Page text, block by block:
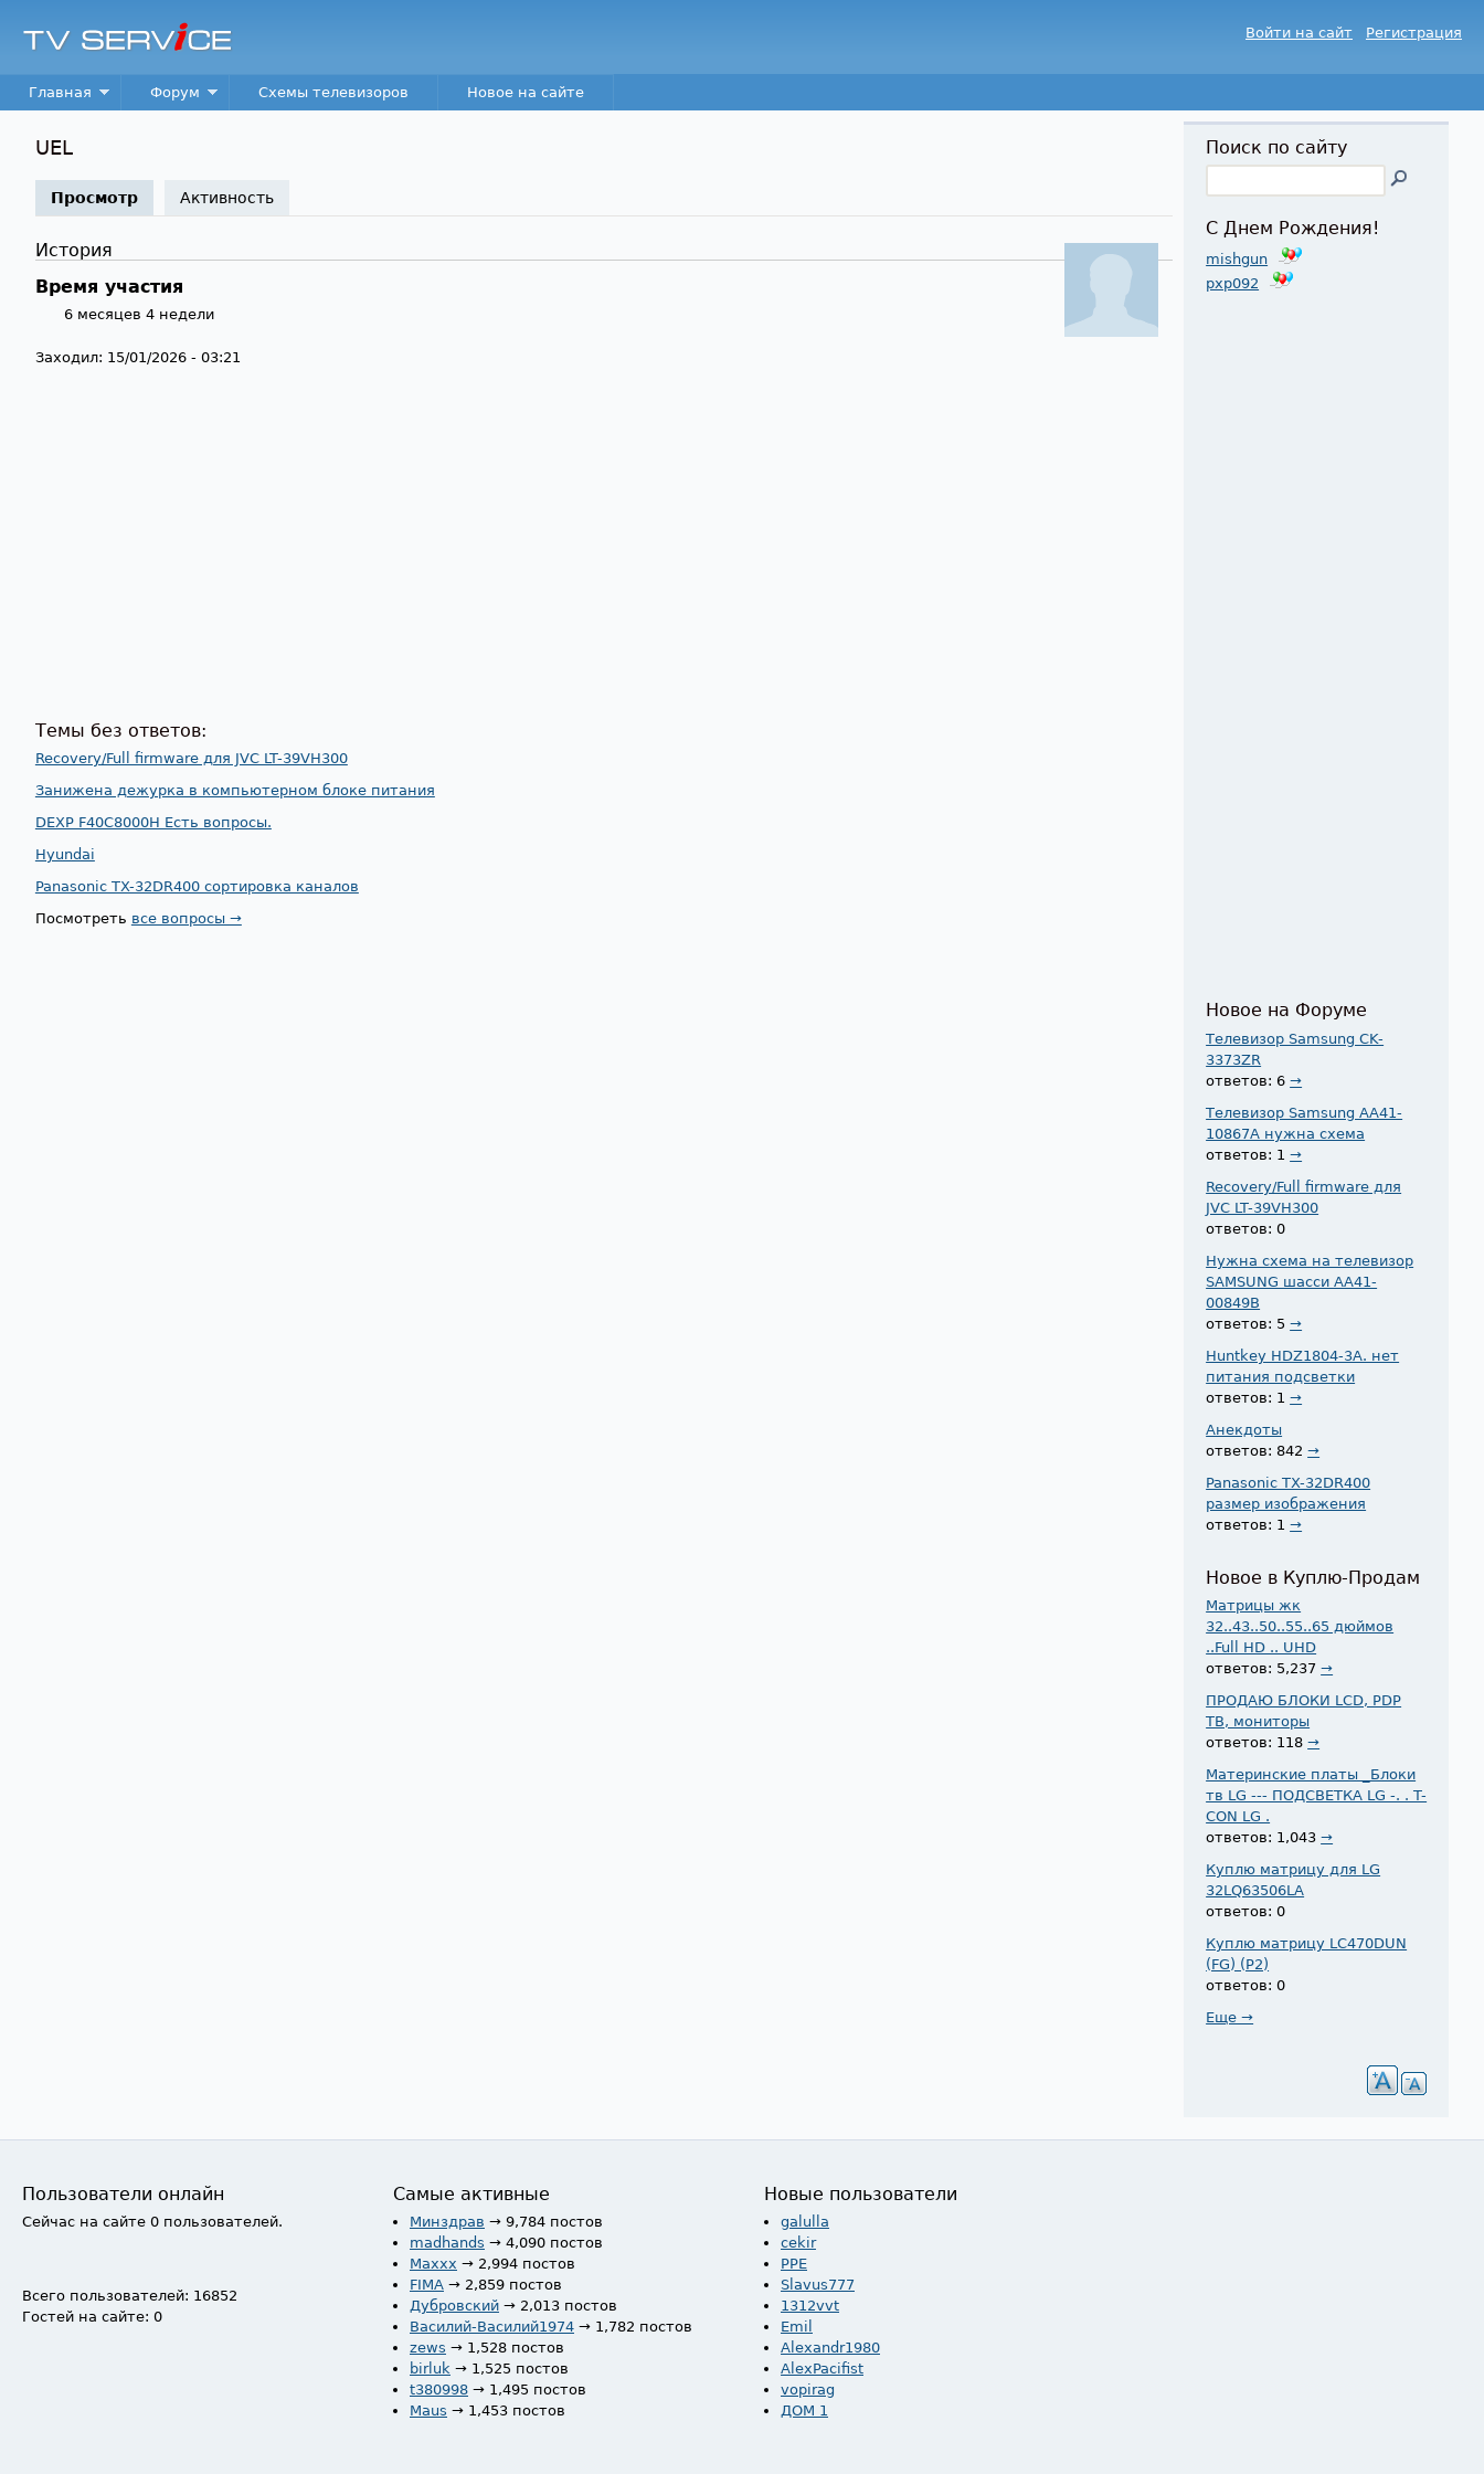
TV
Service
Войти на сайт Регистрация
Main menu
Главная Форум Схемы телевизоров Новое на сайте
UEL
Просмотр(активная вкладка)
Активность
История
Время участия
6 месяцев 4 недели
Заходил: 15/01/2026 - 03:21
Темы без ответов:
Recovery/Full firmware для JVC LT-39VH300
Занижена дежурка в компьютерном блоке питания
DEXP F40C8000H Есть вопросы.
Hyundai
Panasonic TX-32DR400 сортировка каналов
Посмотреть все вопросы →
Поиск по сайту
С Днем Рождения!
mishgun
pxp092
Новое на Форуме
Телевизор Samsung CK-
3373ZR
ответов: 6→
Телевизор Samsung AA41-
10867A нужна схема
ответов: 1→
Recovery/Full firmware для
JVC LT-39VH300
ответов: 0
Нужна схема на телевизор
SAMSUNG шасси AA41-
00849B
ответов: 5→
Huntkey HDZ1804-3A. нет
питания подсветки
ответов: 1→
Анекдоты
ответов: 842→
Panasonic TX-32DR400
размер изображения
ответов: 1→
Новое в Куплю-Продам
Матрицы жк
32..43..50..55..65 дюймов
..Full HD .. UHD
ответов: 5,237→
ПРОДАЮ БЛОКИ LCD, PDP
ТВ, мониторы
ответов: 118→
Материнские платы _Блоки
тв LG --- ПОДСВЕТКА LG -. . T-
CON LG .
ответов: 1,043→
Куплю матрицу для LG
32LQ63506LA
ответов: 0
Куплю матрицу LC470DUN
(FG) (P2)
ответов: 0
Еще →
Пользователи онлайн
Сейчас на сайте 0 пользователей.
Всего пользователей: 16852
Гостей на сайте: 0
Самые активные
Минздрав → 9,784 постов
madhands → 4,090 постов
Maxxx → 2,994 постов
FIMA → 2,859 постов
Дубровский → 2,013 постов
Василий-Василий1974 → 1,782 постов
zews → 1,528 постов
birluk → 1,525 постов
t380998 → 1,495 постов
Maus → 1,453 постов
Новые пользователи
galulla
cekir
PPE
Slavus777
1312vvt
Emil
Alexandr1980
AlexPacifist
vopirag
ДОМ 1